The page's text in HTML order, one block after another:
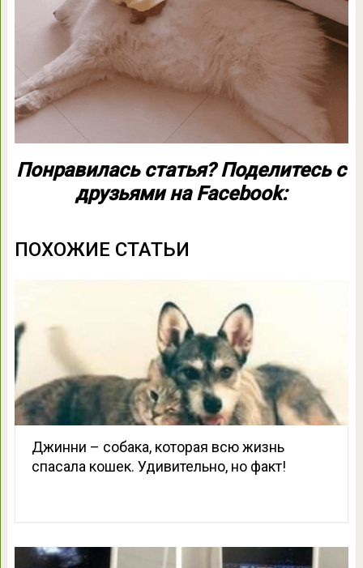
Понравилась статья? Поделитесь с
друзьями на Facebook:
ПОХОЖИЕ СТАТЬИ
Джинни – собака, которая всю жизнь
спасала кошек. Удивительно, но факт!